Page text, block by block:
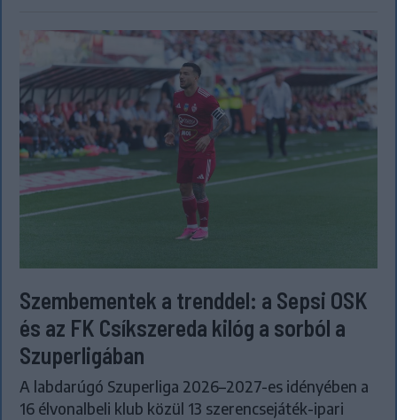
Szembementek a trenddel: a Sepsi OSK
és az FK Csíkszereda kilóg a sorból a
Szuperligában
A labdarúgó Szuperliga 2026–2027-es idényében a
16 élvonalbeli klub közül 13 szerencsejáték-ipari